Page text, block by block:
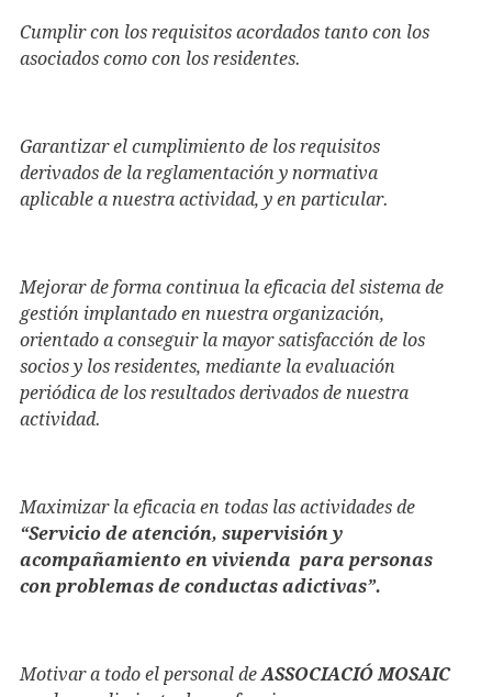
Cumplir con los requisitos acordados tanto con los
asociados como con los residentes.
Garantizar el cumplimiento de los requisitos
derivados de la reglamentación y normativa
aplicable a nuestra actividad, y en particular.
Mejorar de forma continua la eficacia del sistema de
gestión implantado en nuestra organización,
orientado a conseguir la mayor satisfacción de los
socios y los residentes, mediante la evaluación
periódica de los resultados derivados de nuestra
actividad.
Maximizar la eficacia en todas las actividades de
“Servicio de atención, supervisión y
acompañamiento en vivienda para personas
con problemas de conductas adictivas”.
Motivar a todo el personal de ASSOCIACIÓ MOSAIC